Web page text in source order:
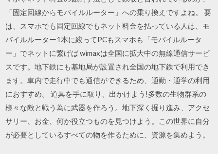
「固定回線からモバイルルーター」への乗り換えですよね。 要
は、スマホでも固定回線でもネット料金を払っている人は、モ
バイルルーター1本に絞ってPCもスマホも「モバイルルータ
ー」でネットに繋げば wimaxは全国に拡大中の無線通信サービ
スです。地下鉄にも基地局が設置され全国の地下鉄で利用でき
ます。車内で走行中でも通信ができるため、通勤・通学の利用
におすすめ。 道具を手に取り、出かけよう!多数の生物群系の
様々な敵と戦う為に武器を作ろう。地下深く掘り進み、アクセ
サリー、お金、何か役立つものを見つけよう。この世界に自分
が必要としているすべての物を作るために、資源を集めよう。